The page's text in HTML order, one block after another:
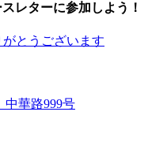
レターに参加しよう！
がとうございます
中華路999号